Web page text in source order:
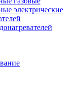
электрические